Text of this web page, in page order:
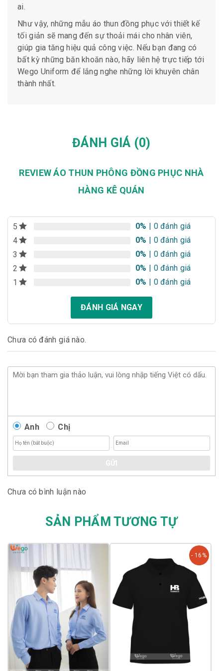
ai.
Như vậy, những mẫu áo thun đồng phục với thiết kế
tối giản sẽ mang đến sự thoải mái cho nhân viên,
giúp gia tăng hiệu quả công việc. Nếu bạn đang có
bất kỳ những băn khoăn nào, hãy liên hệ trực tiếp tới
Wego Uniform để lắng nghe những lời khuyên chân
thành nhất.
ĐÁNH GIÁ (0)
REVIEW ÁO THUN PHÔNG ĐỒNG PHỤC NHÀ
HÀNG KÊ QUÁN
5 0% | 0 đánh giá
4
0% | 0 đánh giá
3
0% | 0 đánh giá
2
0% | 0 đánh giá
1
0% | 0 đánh giá
ĐÁNH GIÁ NGAY
Chưa có đánh giá nào.
Anh Chị
GỬI
Chưa có bình luận nào
SẢN PHẨM TƯƠNG TỰ
- 16%